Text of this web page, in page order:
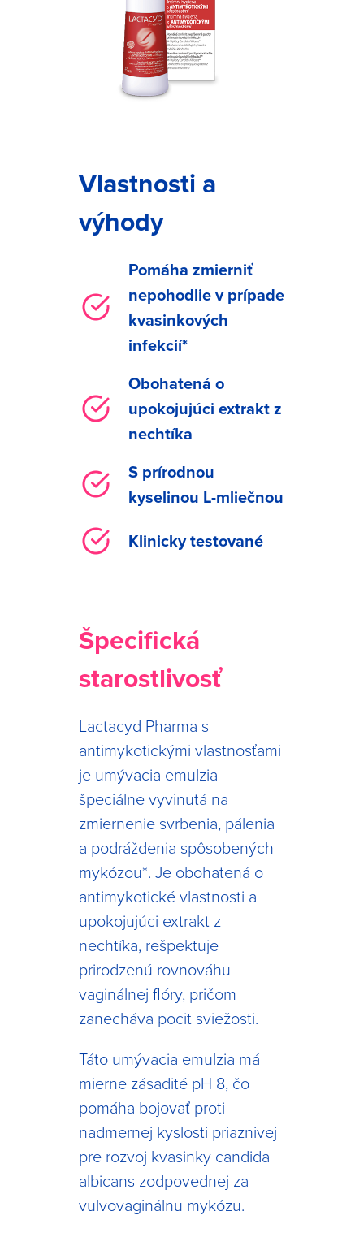
Vlastnosti a
výhody
Pomáha zmierniť
nepohodlie v prípade
kvasinkových
infekcií*
Obohatená o
upokojujúci extrakt z
nechtíka
S prírodnou
kyselinou L-mliečnou
Klinicky testované
Špecifická
starostlivosť
Lactacyd Pharma s
antimykotickými vlastnosťami
je umývacia emulzia
špeciálne vyvinutá na
zmiernenie svrbenia, pálenia
a podráždenia spôsobených
mykózou*. Je obohatená o
antimykotické vlastnosti a
upokojujúci extrakt z
nechtíka, rešpektuje
prirodzenú rovnováhu
vaginálnej flóry, pričom
zanecháva pocit sviežosti.
Táto umývacia emulzia má
mierne zásadité pH 8, čo
pomáha bojovať proti
nadmernej kyslosti priaznivej
pre rozvoj kvasinky candida
albicans zodpovednej za
vulvovaginálnu mykózu.